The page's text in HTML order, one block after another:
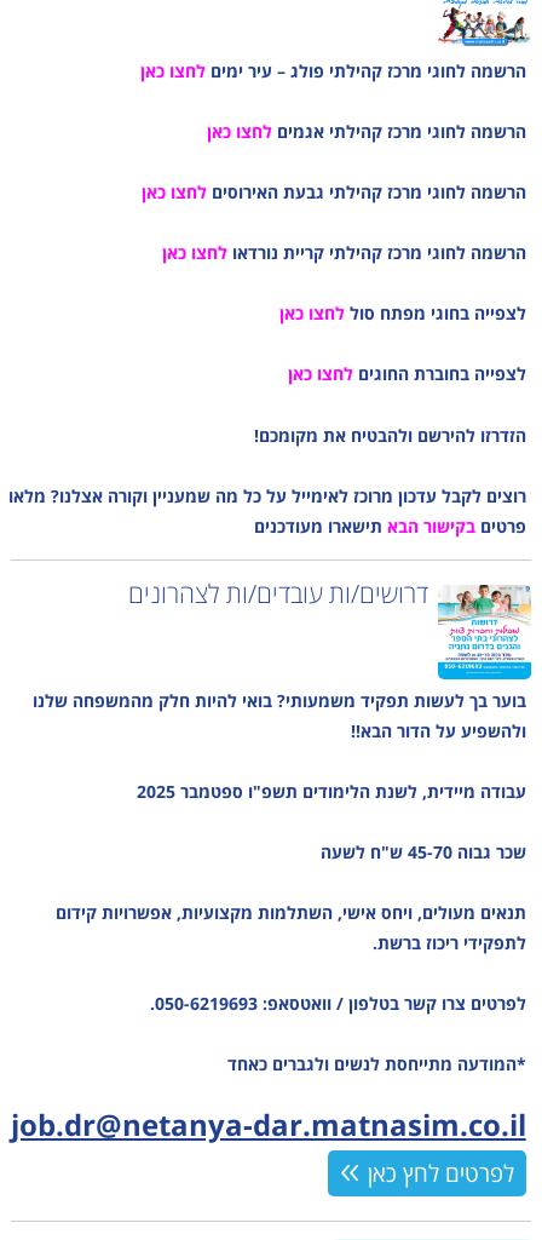
הרשמה לחוגי מרכז קהילתי פולג – עיר ימיםלחצו כאן
הרשמה לחוגי מרכז קהילתי אגמים לחצו כאן
הרשמה לחוגי מרכז קהילתי גבעת האירוסיםלחצו כאן
הרשמה לחוגי מרכז קהילתי קריית נורדאו לחצו כאן
לצפייה בחוגי מפתח סוללחצו כאן
לצפייה בחוברת החוגיםלחצו כאן
הזדרזו להירשם ולהבטיח את מקומכם!
רוצים לקבל עדכון מרוכז לאימייל על כל מה שמעניין וקורה אצלנו? מלאו
פרטיםבקישור הבא תישארו מעודכנים
דרושים/ות עובדים/ות לצהרונים
בוער בך לעשות תפקיד משמעותי? בואי להיות חלק מהמשפחה שלנו
ולהשפיע על הדור הבא!!
עבודה מיידית, לשנת הלימודים תשפ"ו ספטמבר 2025
שכר גבוה 45-70 ש"ח לשעה
תנאים מעולים, ויחס אישי, השתלמות מקצועיות, אפשרויות קידום
לתפקידי ריכוז ברשת.
לפרטים צרו קשר בטלפון / וואטסאפ: 050-6219693.
*המודעה מתייחסת לנשים ולגברים כאחד
job.dr@netanya-dar.matnasim.co.il
לפרטים לחץ כאן